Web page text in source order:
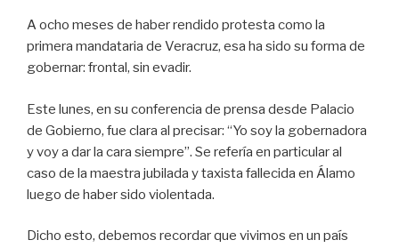
A ocho meses de haber rendido protesta como la
primera mandataria de Veracruz, esa ha sido su forma de
gobernar: frontal, sin evadir.
Este lunes, en su conferencia de prensa desde Palacio
de Gobierno, fue clara al precisar: “Yo soy la gobernadora
y voy a dar la cara siempre”. Se refería en particular al
caso de la maestra jubilada y taxista fallecida en Álamo
luego de haber sido violentada.
Dicho esto, debemos recordar que vivimos en un país